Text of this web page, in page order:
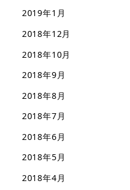
2019年1月
2018年12月
2018年10月
2018年9月
2018年8月
2018年7月
2018年6月
2018年5月
2018年4月